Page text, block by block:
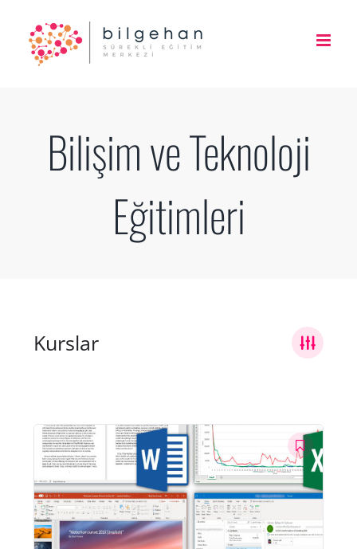
content
Bilişim ve Teknoloji
Eğitimleri
Kurslar